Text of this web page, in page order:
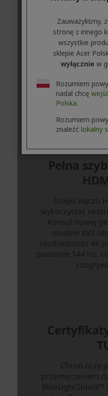
Zauważyliśmy,
stronę z innego
wszystkie
sklepie Acer
wyłącznie w
Rozumiem
nadal chcę
Polska.
Rozumiem
znaleźć lokalny